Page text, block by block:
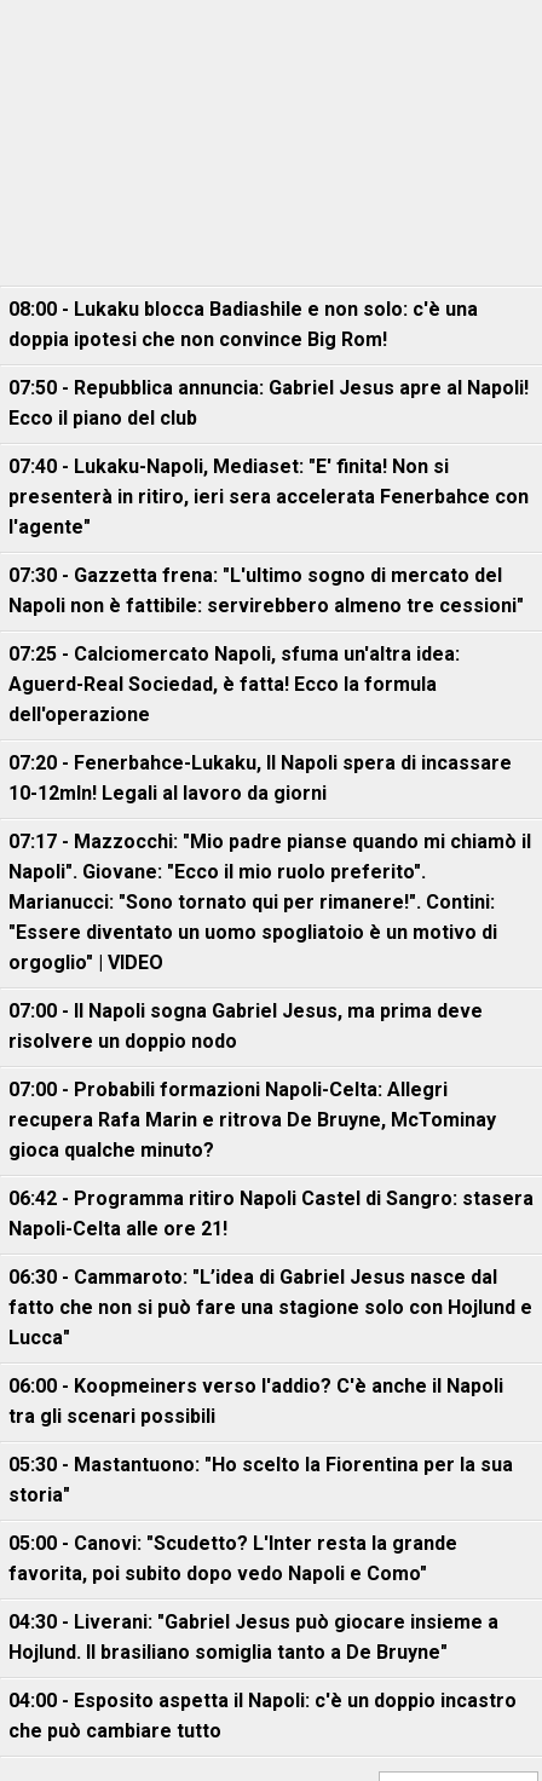
08:00 - Lukaku blocca Badiashile e non solo: c'è una
doppia ipotesi che non convince Big Rom!
07:50 - Repubblica annuncia: Gabriel Jesus apre al Napoli!
Ecco il piano del club
07:40 - Lukaku-Napoli, Mediaset: "E' finita! Non si
presenterà in ritiro, ieri sera accelerata Fenerbahce con
l'agente"
07:30 - Gazzetta frena: "L'ultimo sogno di mercato del
Napoli non è fattibile: servirebbero almeno tre cessioni"
07:25 - Calciomercato Napoli, sfuma un'altra idea:
Aguerd-Real Sociedad, è fatta! Ecco la formula
dell'operazione
07:20 - Fenerbahce-Lukaku, ll Napoli spera di incassare
10-12mln! Legali al lavoro da giorni
07:17 - Mazzocchi: "Mio padre pianse quando mi chiamò il
Napoli". Giovane: "Ecco il mio ruolo preferito".
Marianucci: "Sono tornato qui per rimanere!". Contini:
"Essere diventato un uomo spogliatoio è un motivo di
orgoglio" | VIDEO
07:00 - Il Napoli sogna Gabriel Jesus, ma prima deve
risolvere un doppio nodo
07:00 - Probabili formazioni Napoli-Celta: Allegri
recupera Rafa Marin e ritrova De Bruyne, McTominay
gioca qualche minuto?
06:42 - Programma ritiro Napoli Castel di Sangro: stasera
Napoli-Celta alle ore 21!
06:30 - Cammaroto: "L’idea di Gabriel Jesus nasce dal
fatto che non si può fare una stagione solo con Hojlund e
Lucca"
06:00 - Koopmeiners verso l'addio? C'è anche il Napoli
tra gli scenari possibili
05:30 - Mastantuono: "Ho scelto la Fiorentina per la sua
storia"
05:00 - Canovi: "Scudetto? L'Inter resta la grande
favorita, poi subito dopo vedo Napoli e Como"
04:30 - Liverani: "Gabriel Jesus può giocare insieme a
Hojlund. Il brasiliano somiglia tanto a De Bruyne"
04:00 - Esposito aspetta il Napoli: c'è un doppio incastro
che può cambiare tutto